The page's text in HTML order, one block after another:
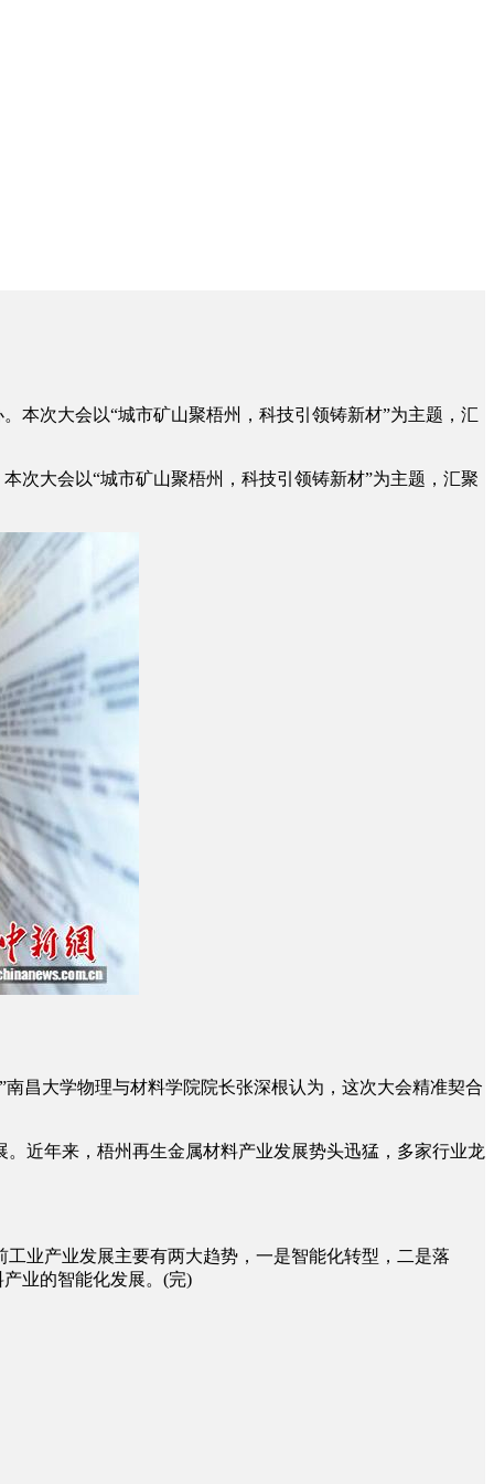
本次大会以“城市矿山聚梧州，科技引领铸新材”为主题，汇
次大会以“城市矿山聚梧州，科技引领铸新材”为主题，汇聚
昌大学物理与材料学院院长张深根认为，这次大会精准契合
近年来，梧州再生金属材料产业发展势头迅猛，多家行业龙
业产业发展主要有两大趋势，一是智能化转型，二是落
业的智能化发展。(完)